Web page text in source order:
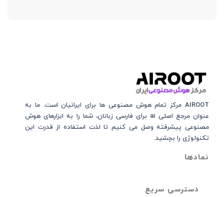
دسترسی سریع
AIROOT مرکز تمام هوش مصنوعی‌‌‌ ها برای ایرانیان است. ما به
عنوان مرجع اصلی ai برای فارسی زبانان، شما را به ابزارهای هوش
مصنوعی پیشرفته وصل می کنیم تا لذت استفاده از قدرت این
تکنولوژی را بچشید.
نمادها